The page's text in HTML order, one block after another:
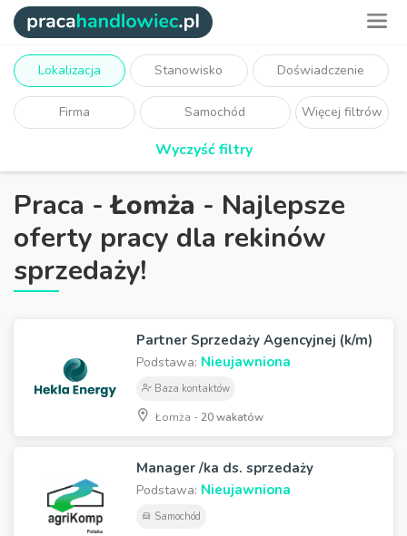
Lokalizacja Stanowisko Doświadczenie
Firma Samochód Więcej filtrów
Wyczyść filtry
Praca -Łomża - Najlepsze
oferty pracy dla rekinów
sprzedaży!
Partner Sprzedaży Agencyjnej (k/m)
Podstawa: Nieujawniona
Baza kontaktów
Łomża -20 wakatów
Manager /ka ds. sprzedaży
Podstawa: Nieujawniona
Samochód